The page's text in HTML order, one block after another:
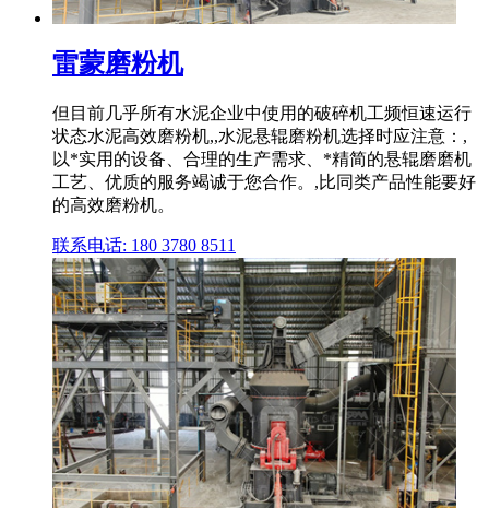
雷蒙磨粉机
但目前几乎所有水泥企业中使用的破碎机工频恒速运行
状态水泥高效磨粉机,,水泥悬辊磨粉机选择时应注意：,
以*实用的设备、合理的生产需求、*精简的悬辊磨磨机
工艺、优质的服务竭诚于您合作。,比同类产品性能要好
的高效磨粉机。
联系电话: 180 3780 8511